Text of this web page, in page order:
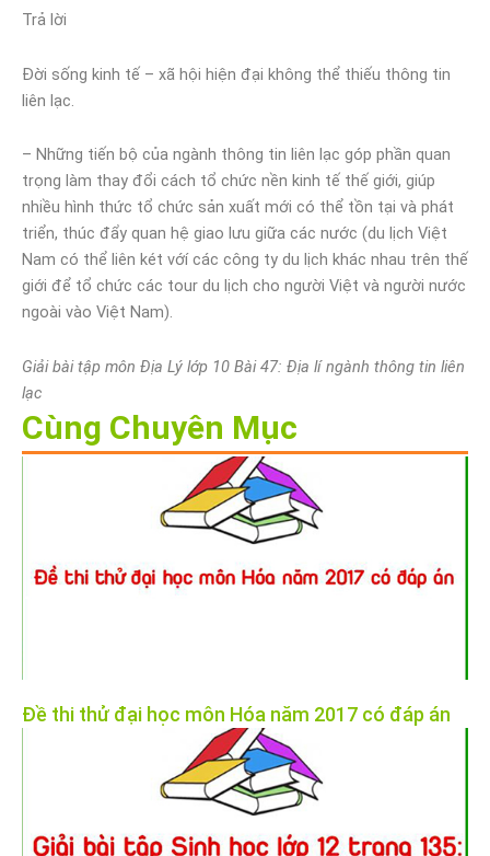
Trả lời
Đời sống kinh tế – xã hội hiện đại không thể thiếu thông tin
liên lạc.
– Những tiến bộ của ngành thông tin liên lạc góp phần quan
trọng làm thay đổi cách tổ chức nền kinh tế thế giới, giúp
nhiều hình thức tổ chức sản xuất mới có thể tồn tại và phát
triển, thúc đẩy quan hệ giao lưu giữa các nước (du lịch Việt
Nam có thể liên két vớí các công ty du lịch khác nhau trên thế
giới để tổ chức các tour du lịch cho người Việt và người nước
ngoài vào Việt Nam).
Giải bài tập môn Địa Lý lớp 10 Bài 47: Địa lí ngành thông tin liên
lạc
Cùng Chuyên Mục
Đề thi thử đại học môn Hóa năm 2017 có đáp án